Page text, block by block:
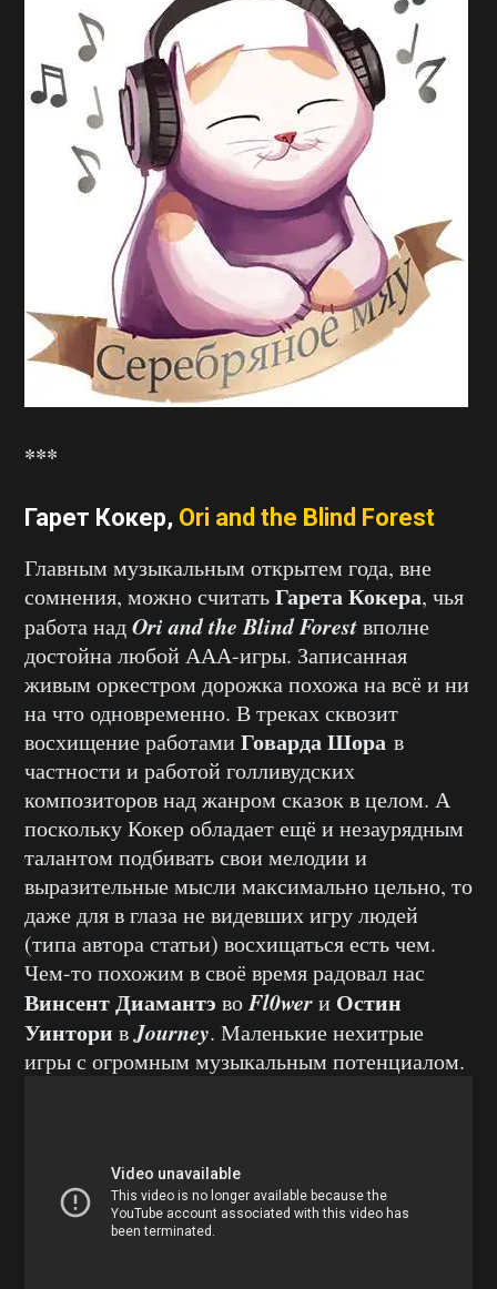
***
Гарет Кокер, Ori and the Blind Forest
Главным музыкальным открытем года, вне
сомнения, можно считатьГарета Кокера, чья
работа надOri and the Blind Forestвполне
достойна любой ААА-игры. Записанная
живым оркестром дорожка похожа на всё и ни
на что одновременно. В треках сквозит
восхищение работами Говарда Шора в
частности и работой голливудских
композиторов над жанром сказок в целом. А
поскольку Кокер обладает ещё и незаурядным
талантом подбивать свои мелодии и
выразительные мысли максимально цельно, то
даже для в глаза не видевших игру людей
(типа автора статьи) восхищаться есть чем.
Чем-то похожим в своё время радовал нас
Винсент Диамантэ воFl0werи Остин
Уинтори вJourney. Маленькие нехитрые
игры с огромным музыкальным потенциалом.